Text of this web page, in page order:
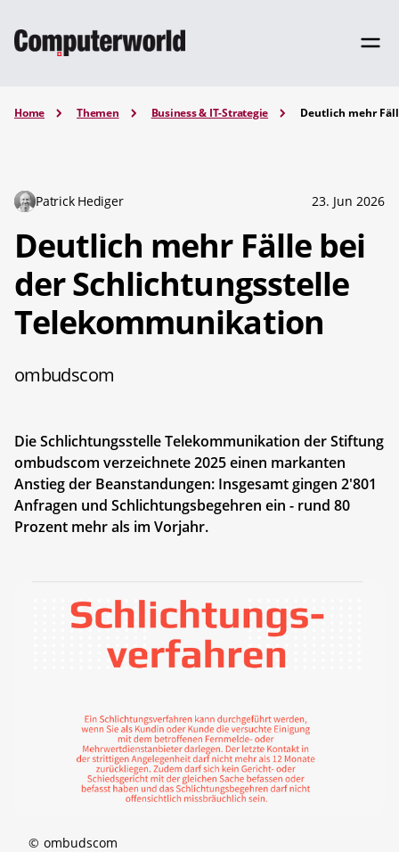
Home Themen Business & IT-Strategie Deutlich mehr
Patrick Hediger 23. Jun 2026
Deutlich mehr Fälle bei
der Schlichtungsstelle
Telekommunikation
ombudscom
Die Schlichtungsstelle Telekommunikation der Stiftung
ombudscom verzeichnete 2025 einen markanten
Anstieg der Beanstandungen: Insgesamt gingen 2'801
Anfragen und Schlichtungsbegehren ein - rund 80
Prozent mehr als im Vorjahr.
© ombudscom